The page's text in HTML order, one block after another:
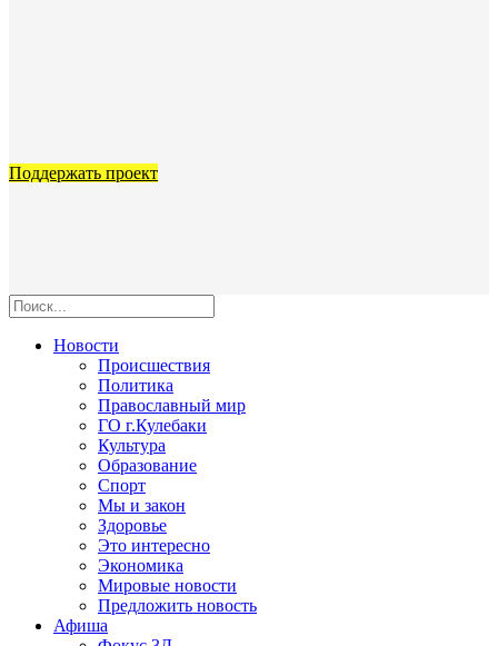
Поддержать проект
Новости
Происшествия
Политика
Православный мир
ГО г.Кулебаки
Культура
Образование
Спорт
Мы и закон
Здоровье
Это интересно
Экономика
Мировые новости
Предложить новость
Афиша